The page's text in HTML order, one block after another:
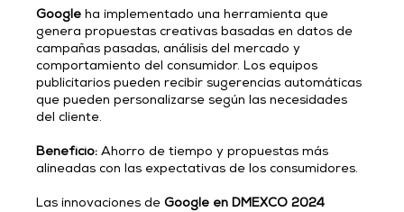
Google ha implementado una herramienta que
genera propuestas creativas basadas en datos de
campañas pasadas, análisis del mercado y
comportamiento del consumidor. Los equipos
publicitarios pueden recibir sugerencias automáticas
que pueden personalizarse según las necesidades
del cliente.
Beneficio: Ahorro de tiempo y propuestas más
alineadas con las expectativas de los consumidores.
Las innovaciones de Google en DMEXCO 2024